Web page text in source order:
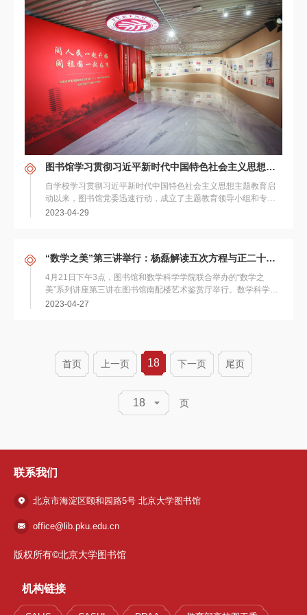
图书馆学习贯彻习近平新时代中国特色社会主义思想主题教育全面启动
自学校学习贯彻习近平新时代中国特色社会主义思想主题教育启
动以来，图书馆党委迅速行动，成立了主题教育领导小组和专项
2023-04-29
“数学之美”第三讲举行：杨磊解读五次方程与正二十面体
4月21日下午3点，图书馆和数学科学学院联合举办的“数学之
美”系列讲座第三讲在图书馆南配楼艺术鉴赏厅举行。数学科学学
院副教授杨磊以“五次方程与正二十面体”...
2023-04-27
首页 上一页 18 下一页 尾页
18 页
联系我们
北京市海淀区颐和园路5号 北京大学图书馆
office@lib.pku.edu.cn
版权所有©北京大学图书馆
机构链接